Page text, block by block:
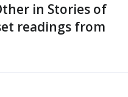
in Stories of
readings from